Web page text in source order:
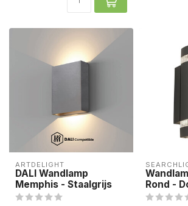
ARTDELIGHT
DALI Wandlamp
Memphis - Staalgrijs
Rond -